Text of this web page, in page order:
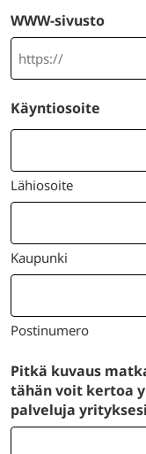
WWW-sivusto
Käyntiosoite
Lähiosoite
Kaupunki
Postinumero
Pitkä kuvaus
tähän voit kertoa
palveluja